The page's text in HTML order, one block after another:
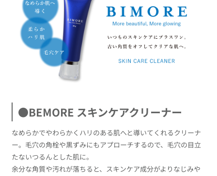
●BEMORE スキンケアクリーナー
なめらかでやわらかくハリのある肌へと導いてくれるクリーナ
ー。毛穴の角栓や黒ずみにもアプローチするので、毛穴の目立
たないつるんとした肌に。
余分な角質や汚れが落ちると、スキンケア成分がよりなじみや